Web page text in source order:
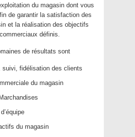
du magasin dont vous
de garantir la satisfaction des
et la réalisation des objectifs
définis.
de résultats sont
suivi, fidélisation des clients
du magasin
du magasin